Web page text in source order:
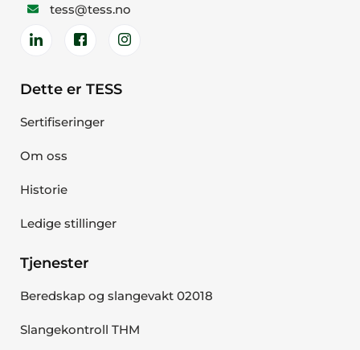
tess@tess.no
Dette er TESS
Sertifiseringer
Om oss
Historie
Ledige stillinger
Tjenester
Beredskap og slangevakt 02018
Slangekontroll THM